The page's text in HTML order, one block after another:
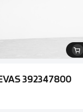
392347800